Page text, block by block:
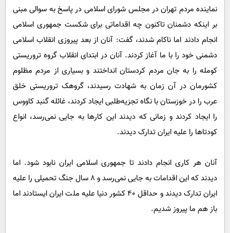
نماینده مردم تهران در مجلس شورای اسلامی در پاسخ به سوالی مبنی
بر اینکه دشمنان تاکنون چه اقداماتی برای شکست جمهوری اسلامی
انجام دادند اما ناکام شدند، گفت: آنان از بعد پیروزی انقلاب اسلامی
دشمنی خود را با ما آغاز کردند. آنان در ابتدای انقلاب گروه تروریستی
کومله را به جان مردم کردستان انداختند و بسیاری از مردم مظلوم
کشورمان در آن زمان به شهادت رسیدند، گروهک تروریستی خلق
عرب را در خوزستان با نگاه تجزیه‌طلبی ایجاد کردند، غائله گنبد کاووس
را ایجاد کردند و زمانی که دیدند این کارها به جایی نمی‌رسد، انواع
کودتاها را علیه ایران تدارک دیدند.
آنان هر کاری انجام دادند تا جمهوری اسلامی ایران نابود شود. اما
دیدند که این اقدامات به جایی نمی‌رسد و ۸ سال جنگ تحمیلی را علیه
ایران تدارک دیدند و حداقل ۴۰ کشور دنیا علیه ملت ایران ایستادند اما
باز هم ما پیروز شدیم.